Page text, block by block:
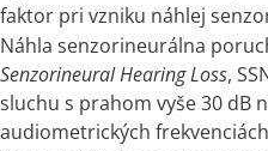
faktor pri vzniku náhlej
Náhla senzorineurálna
Senzorineural Hearing Loss,
sluchu s prahom vyše 30 dB
audiometrických